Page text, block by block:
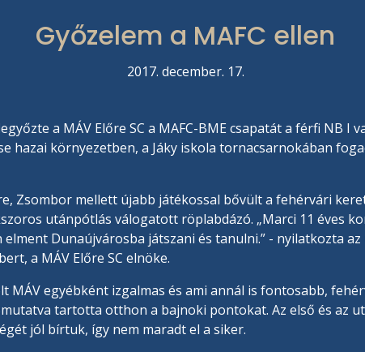
Győzelem a MAFC ellen
2017. december. 17.
a MÁV Előre SC a MAFC-BME csapatát a férfi NB I
hazai környezetben, a Jáky iskola tornacsarnokában
Zsombor mellett újabb játékossal bővült a fehérvári
utánpótlás válogatott röplabdázó. „Marci 11 éves
elment Dunaújvárosba játszani és tanulni.” - nyilatkozta az
a MÁV Előre SC elnöke.
MÁV egyébként izgalmas és ami annál is fontosabb,
tartotta otthon a bajnoki pontokat. Az első és az
jól bírtuk, így nem maradt el a siker.